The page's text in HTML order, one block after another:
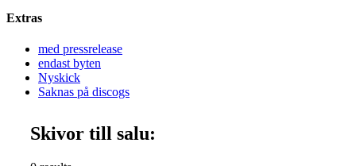
Extras
med pressrelease
endast byten
Nyskick
Saknas på discogs
Skivor till salu: